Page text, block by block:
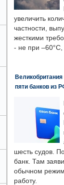
увеличить
частности,
жесткими
- не при
Великобритания
пяти банков из
шесть судов.
банк. Там
обычном
работу.